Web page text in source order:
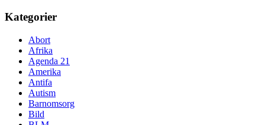
Kategorier
Abort
Afrika
Agenda 21
Amerika
Antifa
Autism
Barnomsorg
Bild